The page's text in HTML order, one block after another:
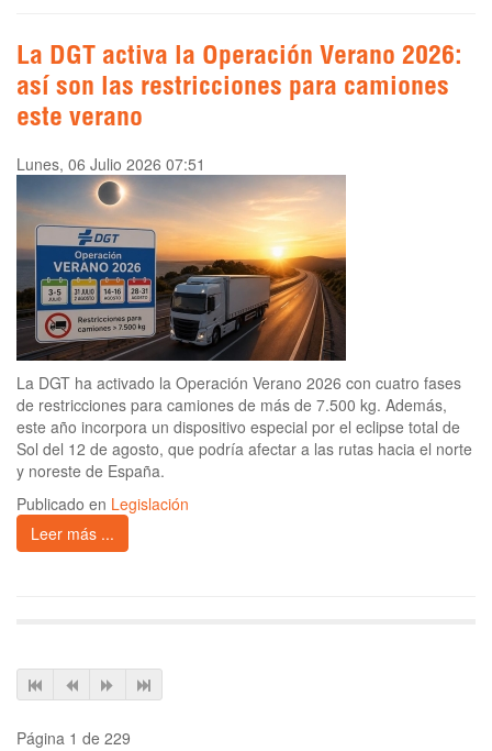
La DGT activa la Operación Verano 2026:
así son las restricciones para camiones
este verano
Lunes, 06 Julio 2026 07:51
La DGT ha activado la Operación Verano 2026 con cuatro fases
de restricciones para camiones de más de 7.500 kg. Además,
este año incorpora un dispositivo especial por el eclipse total de
Sol del 12 de agosto, que podría afectar a las rutas hacia el norte
y noreste de España.
Publicado en Legislación
Leer más ...
Página 1 de 229